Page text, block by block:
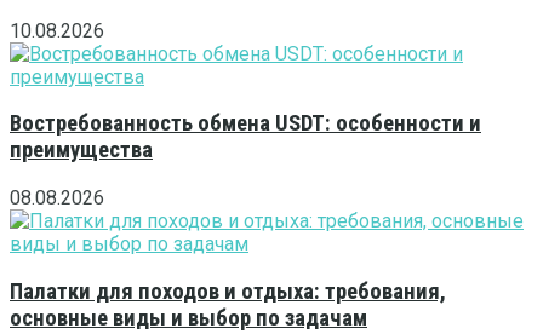
10.08.2026
Востребованность обмена USDT: особенности и
преимущества
08.08.2026
Палатки для походов и отдыха: требования,
основные виды и выбор по задачам